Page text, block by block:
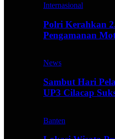
Internasional
Polri Kerahkan
Pengamanan
News
Sambut Hari
UP3 Cilacap
Banten